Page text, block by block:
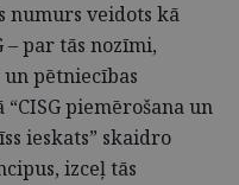
numurs veidots kā
– par tās nozīmi,
pētniecības
piemērošana un
ieskats” skaidro
izceļ tās